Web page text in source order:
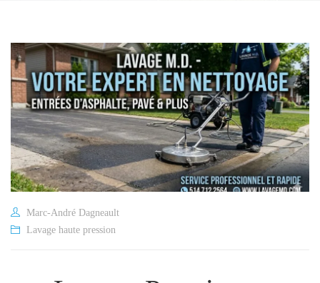
Marc-André Dagneault
Lavage haute pression